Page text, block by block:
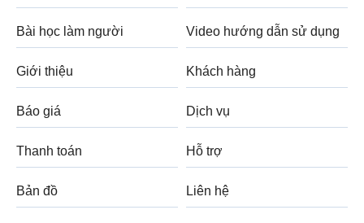
Bài học làm người Video hướng dẫn sử dụng
Giới thiệu Khách hàng
Báo giá Dịch vụ
Thanh toán Hỗ trợ
Bản đồ Liên hệ